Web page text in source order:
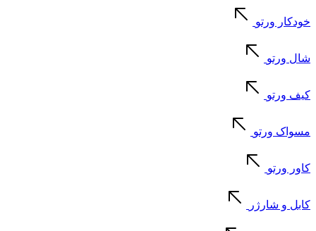
خودکار ورتو
شال ورتو
کیف ورتو
مسواک ورتو
کاور ورتو
کابل و شارژر